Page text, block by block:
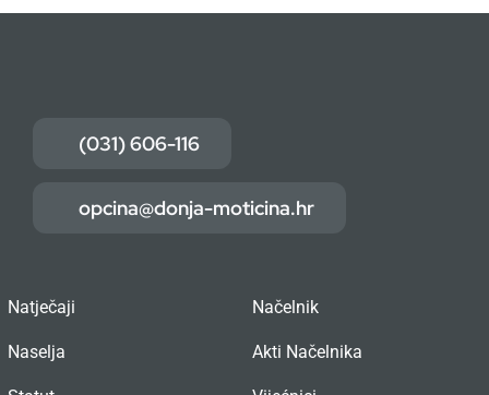
(031) 606-116
opcina@donja-moticina.hr
Natječaji
Naselja
Načelnik
Akti Načelnika